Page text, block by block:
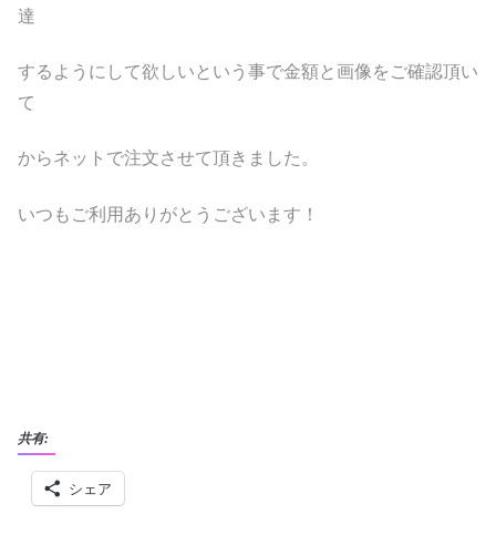
達
するようにして欲しいという事で金額と画像をご確認頂い
て
からネットで注文させて頂きました。
いつもご利用ありがとうございます！
共有:
シェア